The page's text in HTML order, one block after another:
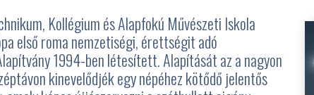
Kollégium és Alapfokú Művészeti Iskola
első roma nemzetiségi, érettségit adó
1994-ben létesített. Alapítását az a nagyon
kinevelődjék egy népéhez kötődő jelentős